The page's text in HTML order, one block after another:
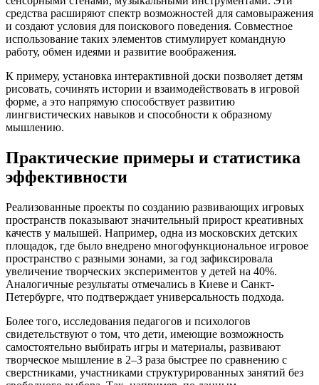
средства расширяют спектр возможностей для самовыражения
и создают условия для поискового поведения. Совместное
использование таких элементов стимулирует командную
работу, обмен идеями и развитие воображения.
К примеру, установка интерактивной доски позволяет детям
рисовать, сочинять истории и взаимодействовать в игровой
форме, а это напрямую способствует развитию
лингвистических навыков и способности к образному
мышлению.
Практические примеры и статистика
эффективности
Реализованные проекты по созданию развивающих игровых
пространств показывают значительный прирост креативных
качеств у малышей. Например, одна из московских детских
площадок, где было внедрено многофункциональное игровое
пространство с разными зонами, за год зафиксировала
увеличение творческих экспериментов у детей на 40%.
Аналогичные результаты отмечались в Киеве и Санкт-
Петербурге, что подтверждает универсальность подхода.
Более того, исследования педагогов и психологов
свидетельствуют о том, что дети, имеющие возможность
самостоятельно выбирать игры и материалы, развивают
творческое мышление в 2–3 раза быстрее по сравнению с
сверстниками, участниками структурированных занятий без